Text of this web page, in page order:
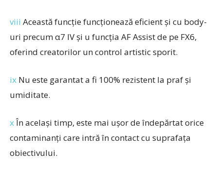
viii Această funcție funcționează eficient și cu body-
uri precum α7 IV și u funcția AF Assist de pe FX6,
oferind creatorilor un control artistic sporit.
ix Nu este garantat a fi 100% rezistent la praf și
umiditate.
xÎn același timp, este mai ușor de îndepărtat orice
contaminanți care intră în contact cu suprafața
obiectivului.